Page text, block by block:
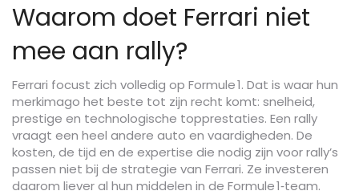
Waarom doet Ferrari niet
mee aan rally?
Ferrari focust zich volledig op Formule 1. Dat is waar hun
merkimago het beste tot zijn recht komt: snelheid,
prestige en technologische topprestaties. Een rally
vraagt een heel andere auto en vaardigheden. De
kosten, de tijd en de expertise die nodig zijn voor rally’s
passen niet bij de strategie van Ferrari. Ze investeren
daarom liever al hun middelen in de Formule 1‑team.